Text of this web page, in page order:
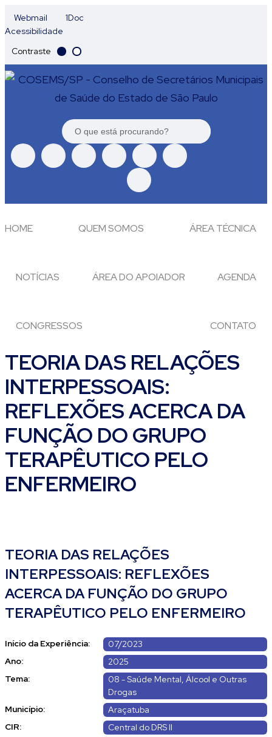
Webmail
1Doc
Acessibilidade
Contraste
HOME QUEM SOMOS ÁREA TÉCNICA
NOTÍCIAS ÁREA DO APOIADOR AGENDA
CONGRESSOS CONTATO
TEORIA DAS RELAÇÕES
INTERPESSOAIS:
REFLEXÕES ACERCA DA
FUNÇÃO DO GRUPO
TERAPÊUTICO PELO
ENFERMEIRO
TEORIA DAS RELAÇÕES
INTERPESSOAIS: REFLEXÕES
ACERCA DA FUNÇÃO DO GRUPO
TERAPÊUTICO PELO ENFERMEIRO
Início da Experiência:
07/2023
Ano:
2025
Tema:
08 - Saúde Mental, Álcool e Outras
Drogas
Município:
Araçatuba
CIR:
Central do DRS II